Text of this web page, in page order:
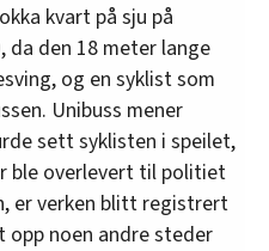
kvart på sju på
da den 18 meter lange
og en syklist som
Unibuss mener
sett syklisten i speilet,
ble overlevert til politiet
er verken blitt registrert
noen andre steder